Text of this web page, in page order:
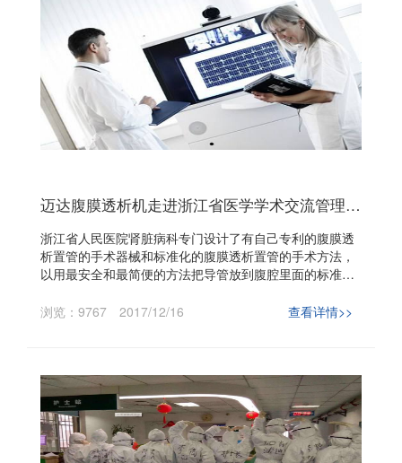
迈达腹膜透析机走进浙江省医学学术交流管理中心《论健》栏目
浙江省人民医院肾脏病科专门设计了有自己专利的腹膜透
析置管的手术器械和标准化的腹膜透析置管的手术方法，
以用最安全和最简便的方法把导管放到腹腔里面的标准位
浏览：9767
2017/12/16 查看详情>>